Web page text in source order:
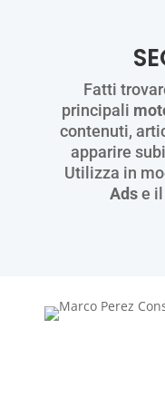
Fatti
principali
contenuti,
apparire
Utilizza in
Adse